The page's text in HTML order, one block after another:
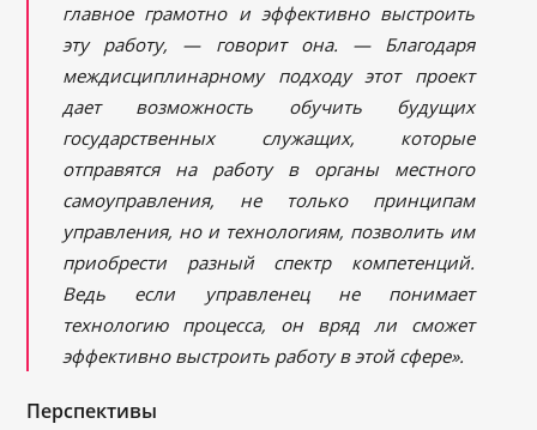
главное грамотно и эффективно выстроить
эту работу, — говорит она. — Благодаря
междисциплинарному подходу этот проект
дает возможность обучить будущих
государственных служащих, которые
отправятся на работу в органы местного
самоуправления, не только принципам
управления, но и технологиям, позволить им
приобрести разный спектр компетенций.
Ведь если управленец не понимает
технологию процесса, он вряд ли сможет
эффективно выстроить работу в этой сфере».
Перспективы